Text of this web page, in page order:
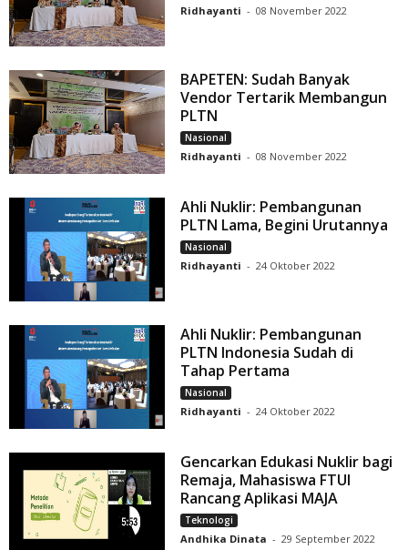
Ridhayanti - 08 November 2022
BAPETEN: Sudah Banyak
Vendor Tertarik Membangun
PLTN
Nasional
Ridhayanti - 08 November 2022
Ahli Nuklir: Pembangunan
PLTN Lama, Begini Urutannya
Nasional
Ridhayanti - 24 Oktober 2022
Ahli Nuklir: Pembangunan
PLTN Indonesia Sudah di
Tahap Pertama
Nasional
Ridhayanti - 24 Oktober 2022
Gencarkan Edukasi Nuklir bagi
Remaja, Mahasiswa FTUI
Rancang Aplikasi MAJA
Teknologi
Andhika Dinata - 29 September 2022